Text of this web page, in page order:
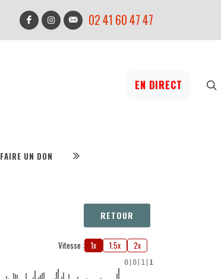
02 41 60 47 47
EN DIRECT
FAIRE UN DON
RETOUR
Vitesse : 1x 1.5x 2x
0 0 1 1